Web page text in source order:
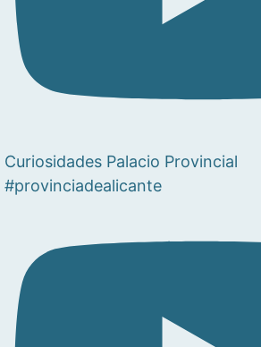
Curiosidades Palacio Provincial
#provinciadealicante